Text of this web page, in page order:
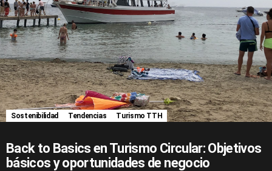
Sostenibilidad Tendencias Turismo TTH
Back to Basics en Turismo Circular: Objetivos
básicos y oportunidades de negocio